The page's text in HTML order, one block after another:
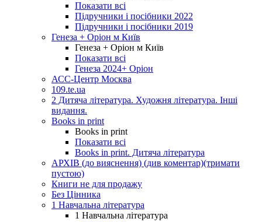
Показати всі
Підручники і посібники 2022
Підручники і посібники 2019
Генеза + Оріон м Київ
Генеза + Оріон м Київ
Показати всі
Генеза 2024+ Оріон
АСС-Центр Москва
109.te.ua
2 Дитяча література. Художня література. Інші
видання.
Books in print
Books in print
Показати всі
Books in print. Дитяча література
АРХІВ (до вияснення) (див коментар)(тримати
пустою)
Книги не для продажу
Без Цінника
1 Навчальна література
1 Навчальна література